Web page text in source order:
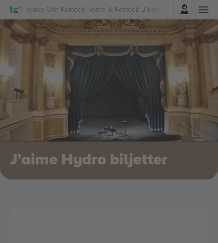
Teater Och Komedi Teater & Komedi J'aime Hydro biljetter
Logga in
J'aime Hydro biljetter